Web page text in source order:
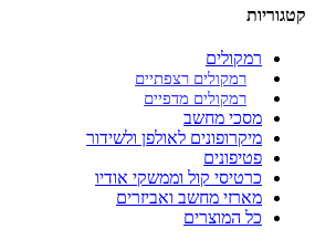
קטגוריות
רמקולים
רמקולים רצפתיים
רמקולים מדפיים
מסכי מחשב
מיקרופונים לאולפן ולשידור
פטיפונים
כרטיסי קול וממשקי אודיו
מארזי מחשב ואביזרים
כל המוצרים